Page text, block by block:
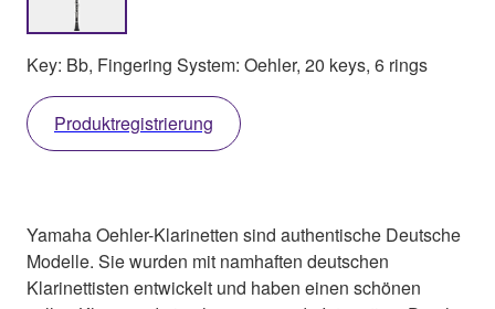
Key: Bb, Fingering System: Oehler, 20 keys, 6 rings
Produktregistrierung
Yamaha Oehler-Klarinetten sind authentische Deutsche
Modelle. Sie wurden mit namhaften deutschen
Klarinettisten entwickelt und haben einen schönen